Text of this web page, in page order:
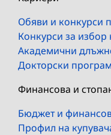
Обяви и конкурси
Конкурси за
Академични
Докторски
Финансова и
Бюджет и
Профил на